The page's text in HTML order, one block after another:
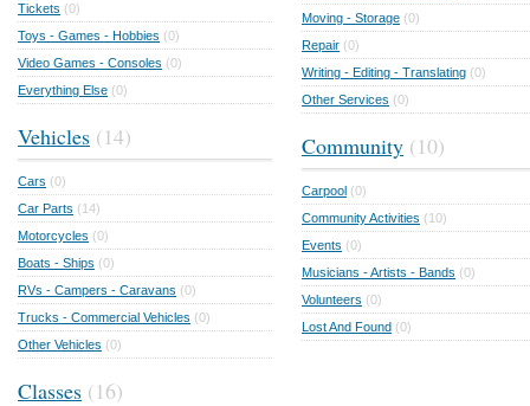
Tickets (0)
Toys - Games - Hobbies (0)
Video Games - Consoles (0)
Everything Else (0)
Vehicles (14)
Cars (0)
Car Parts (14)
Motorcycles (0)
Boats - Ships (0)
RVs - Campers - Caravans (0)
Trucks - Commercial Vehicles (0)
Other Vehicles (0)
Classes (16)
Moving - Storage (0)
Repair (0)
Writing - Editing - Translating (0)
Other Services (0)
Community (10)
Carpool (0)
Community Activities (10)
Events (0)
Musicians - Artists - Bands (0)
Volunteers (0)
Lost And Found (0)